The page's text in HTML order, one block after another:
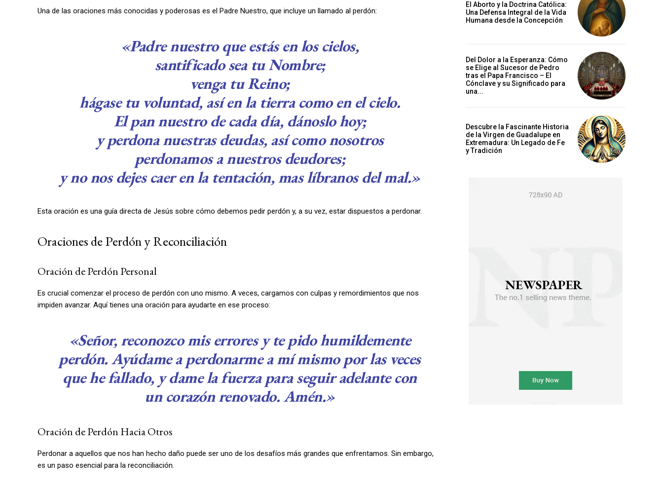
Una de las oraciones más conocidas y poderosas es el Padre Nuestro, que incluye un llamado al perdón:
«Padre nuestro que estás en los cielos,
santificado sea tu Nombre;
venga tu Reino;
hágase tu voluntad, así en la tierra como en el cielo.
El pan nuestro de cada día, dánoslo hoy;
y perdona nuestras deudas, así como nosotros
perdonamos a nuestros deudores;
y no nos dejes caer en la tentación, mas líbranos del mal.»
Esta oración es una guía directa de Jesús sobre cómo debemos pedir perdón y, a su vez, estar dispuestos a perdonar.
Oraciones de Perdón y Reconciliación
Oración de Perdón Personal
Es crucial comenzar el proceso de perdón con uno mismo. A veces, cargamos con culpas y remordimientos que nos
impiden avanzar. Aquí tienes una oración para ayudarte en ese proceso:
«Señor, reconozco mis errores y te pido humildemente
perdón. Ayúdame a perdonarme a mí mismo por las veces
que he fallado, y dame la fuerza para seguir adelante con
un corazón renovado. Amén.»
Oración de Perdón Hacia Otros
Perdonar a aquellos que nos han hecho daño puede ser uno de los desafíos más grandes que enfrentamos. Sin embargo,
es un paso esencial para la reconciliación.
El Aborto y la Doctrina Católica:
Una Defensa Integral de la Vida
Humana desde la Concepción
Del Dolor a la Esperanza: Cómo
se Elige al Sucesor de Pedro
tras el Papa Francisco – El
Cónclave y su Significado para
una...
Descubre la Fascinante Historia
de la Virgen de Guadalupe en
Extremadura: Un Legado de Fe
y Tradición